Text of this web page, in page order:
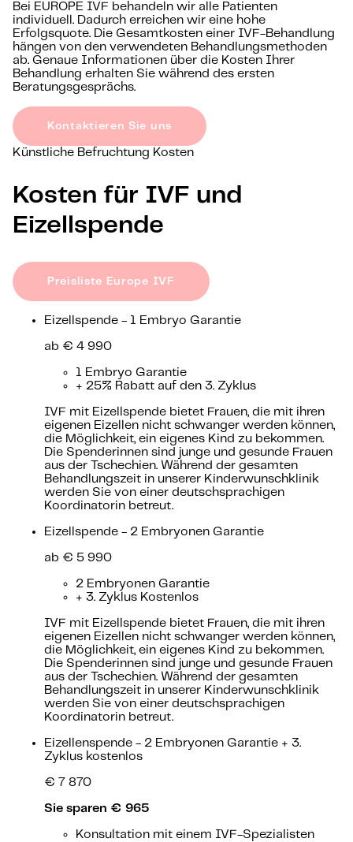
Bei EUROPE IVF behandeln wir alle Patienten
individuell. Dadurch erreichen wir eine hohe
Erfolgsquote. Die Gesamtkosten einer IVF-Behandlung
hängen von den verwendeten Behandlungsmethoden
ab. Genaue Informationen über die Kosten Ihrer
Behandlung erhalten Sie während des ersten
Beratungsgesprächs.
Kontaktieren Sie uns
Künstliche Befruchtung Kosten
Kosten für IVF und
Eizellspende
Preisliste Europe IVF
Eizellspende - 1 Embryo Garantie
ab € 4 990
1 Embryo Garantie
+ 25% Rabatt auf den 3. Zyklus
IVF mit Eizellspende bietet Frauen, die mit ihren
eigenen Eizellen nicht schwanger werden können,
die Möglichkeit, ein eigenes Kind zu bekommen.
Die Spenderinnen sind junge und gesunde Frauen
aus der Tschechien. Während der gesamten
Behandlungszeit in unserer Kinderwunschklinik
werden Sie von einer deutschsprachigen
Koordinatorin betreut.
Eizellspende - 2 Embryonen Garantie
ab € 5 990
2 Embryonen Garantie
+ 3. Zyklus Kostenlos
IVF mit Eizellspende bietet Frauen, die mit ihren
eigenen Eizellen nicht schwanger werden können,
die Möglichkeit, ein eigenes Kind zu bekommen.
Die Spenderinnen sind junge und gesunde Frauen
aus der Tschechien. Während der gesamten
Behandlungszeit in unserer Kinderwunschklinik
werden Sie von einer deutschsprachigen
Koordinatorin betreut.
Eizellenspende - 2 Embryonen Garantie + 3.
Zyklus kostenlos
€ 7 870
Sie sparen € 965
Konsultation mit einem IVF-Spezialisten